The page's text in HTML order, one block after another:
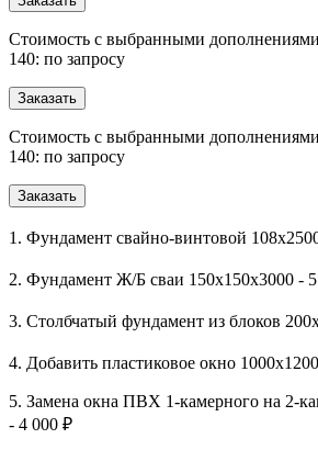
Стоимость с выбранными
140: по запросу
Заказать
Стоимость с выбранными
140: по запросу
Заказать
1. Фундамент свайно-винтовой
2. Фундамент Ж/Б сваи 150х150х3000 -
3. Столбчатый фундамент из блоков
4. Добавить пластиковое окно
5. Замена окна ПВХ 1-камерного на 2-
- 4 000 ₽